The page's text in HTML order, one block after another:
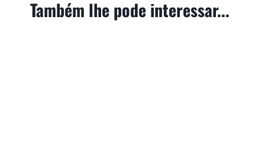
Também lhe pode interessar...